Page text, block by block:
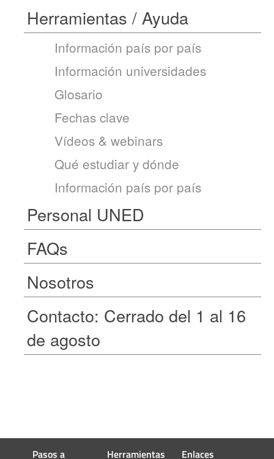
Herramientas / Ayuda
Información país por país
Información universidades
Glosario
Fechas clave
Vídeos & webinars
Qué estudiar y dónde
Información país por país
Personal UNED
FAQs
Nosotros
Contacto: Cerrado del 1 al 16
de agosto
Pasos a Herramientas Enlaces